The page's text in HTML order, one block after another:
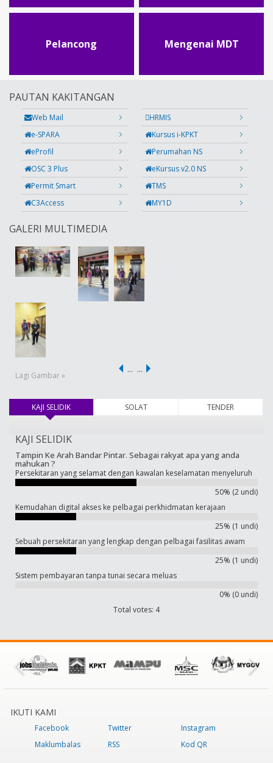
Pelancong Mengenai MDT
PAUTAN KAKITANGAN
Web Mail
HRMIS
e-SPARA
Kursus i-KPKT
eProfil
Perumahan NS
OSC 3 Plus
eKursus v2.0 NS
Permit Smart
TMS
C3Access
MY1D
GALERI MULTIMEDIA
Lagi Gambar »
… …
KAJI SELIDIK(tab aktif) SOLAT TENDER
KAJI SELIDIK
Tampin Ke Arah Bandar Pintar. Sebagai rakyat apa yang anda
mahukan ?
Persekitaran yang selamat dengan kawalan keselamatan menyeluruh
50% (2 undi)
Kemudahan digital akses ke pelbagai perkhidmatan kerajaan
25% (1 undi)
Sebuah persekitaran yang lengkap dengan pelbagai fasilitas awam
25% (1 undi)
Sistem pembayaran tanpa tunai secara meluas
0% (0 undi)
Total votes: 4
IKUTI KAMI
Facebook Twitter
Instagram
Maklumbalas
RSS Kod QR